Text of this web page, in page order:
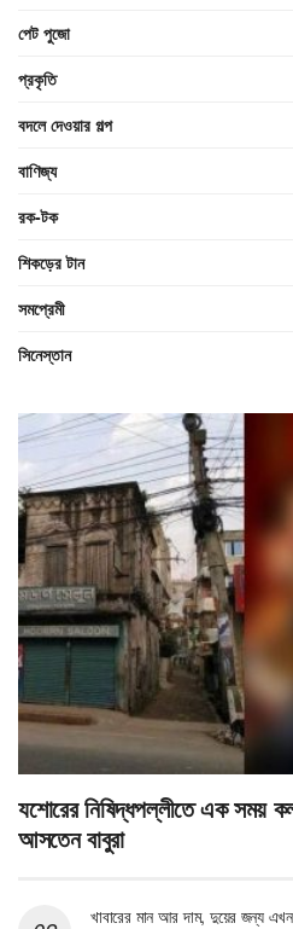
পেট পুজো
প্রকৃতি
বদলে দেওয়ার গল্প
বাণিজ্য
রক-টক
শিকড়ের টান
সমপ্রেমী
সিনেস্তান
যশোরের নিষিদ্ধপল্লীতে এক সময়
আসতেন বাবুরা
খাবারের মান আর দাম, দুয়ের জন্য